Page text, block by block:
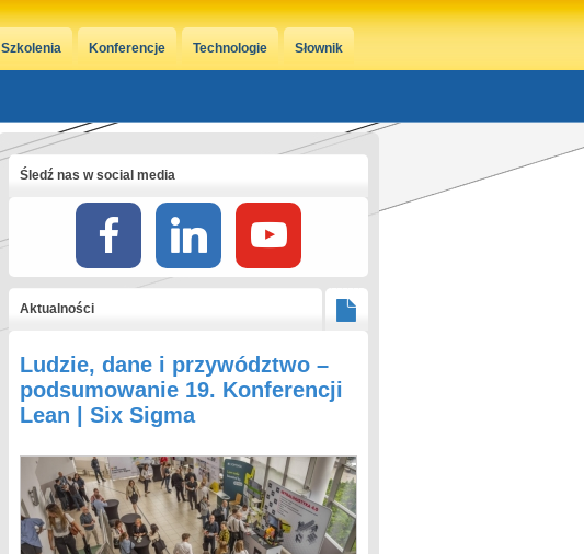
Szkolenia Konferencje Technologie Słownik
Śledź nas w social media
Aktualności
Ludzie, dane i przywództwo –
podsumowanie 19. Konferencji
Lean | Six Sigma